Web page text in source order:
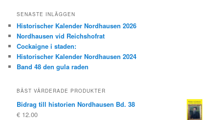
SENASTE INLÄGGEN
Historischer Kalender Nordhausen 2026
Nordhausen vid Reichshofrat
Cockaigne i staden:
Historischer Kalender Nordhausen 2024
Band 48 den gula raden
BÄST VÄRDERADE PRODUKTER
Bidrag till historien Nordhausen Bd. 38
€ 12.00